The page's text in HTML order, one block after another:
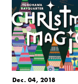
Dec. 04, 2018